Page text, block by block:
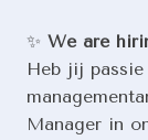
✨ We are
Heb jij
Manager in